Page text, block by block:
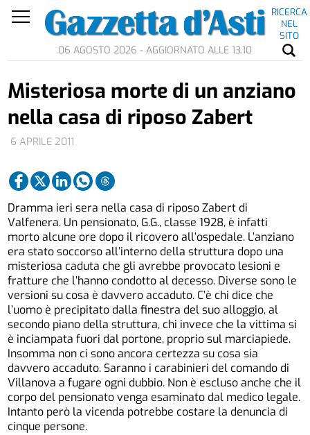
RICERCA
NEL
SITO
06 AGOSTO 2026 - AGGIORNATO ALLE 13.10
6 APRILE 2011
Misteriosa morte di un anziano
nella casa di riposo Zabert
Dramma ieri sera nella casa di riposo Zabert di
Valfenera. Un pensionato, G.G., classe 1928, è infatti
morto alcune ore dopo il ricovero all’ospedale. L’anziano
era stato soccorso all’interno della struttura dopo una
misteriosa caduta che gli avrebbe provocato lesioni e
fratture che l’hanno condotto al decesso. Diverse sono le
versioni su cosa è davvero accaduto. C’è chi dice che
l’uomo è precipitato dalla finestra del suo alloggio, al
secondo piano della struttura, chi invece che la vittima si
è inciampata fuori dal portone, proprio sul marciapiede.
Insomma non ci sono ancora certezza su cosa sia
davvero accaduto. Saranno i carabinieri del comando di
Villanova a fugare ogni dubbio. Non è escluso anche che il
corpo del pensionato venga esaminato dal medico legale.
Intanto però la vicenda potrebbe costare la denuncia di
cinque persone.